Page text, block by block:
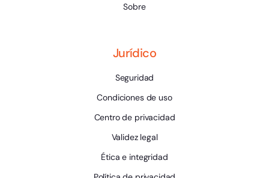
Sobre
Jurídico
Seguridad
Condiciones de uso
Centro de privacidad
Validez legal
Ética e integridad